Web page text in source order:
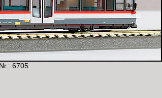
6705